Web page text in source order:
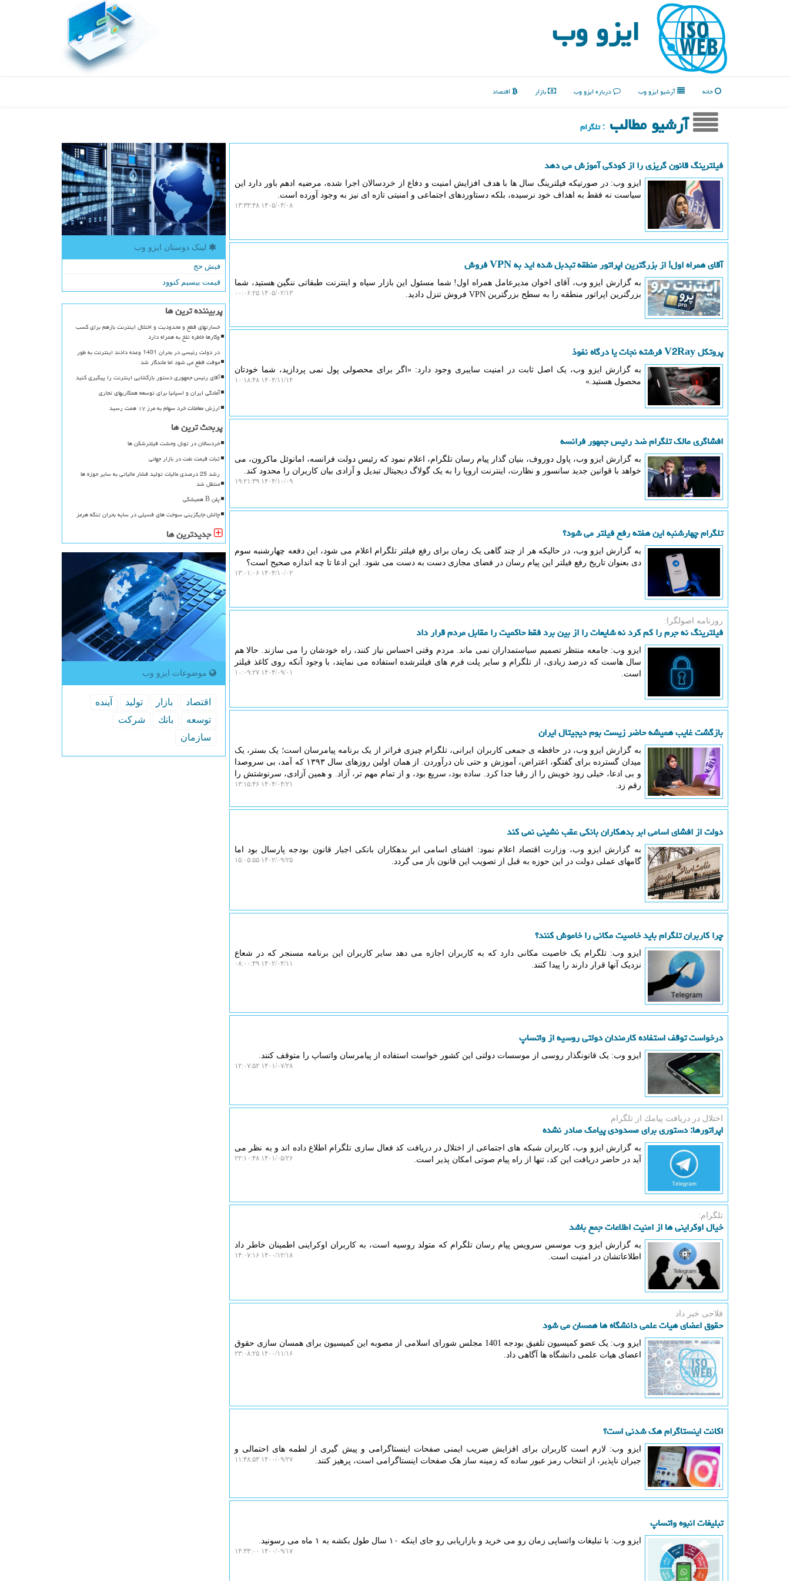
ایزو وب
خانه آرشیو ایزو وب درباره ایزو وب بازار اقتصاد
آرشیو مطالب : تلگرام
فیلترینگ قانون گریزی را از کودکی آموزش می دهد
ایزو وب: در صورتیکه فیلترینگ سال ها با هدف افزایش امنیت و دفاع از خردسالان اجرا شده، مرضیه ادهم باور دارد این
سیاست نه فقط به اهداف خود نرسیده، بلکه دستاوردهای اجتماعی و امنیتی تازه ای نیز به وجود آورده است.
۱۴۰۵/۰۴/۰۸ ۱۳:۳۳:۴۸
آقای همراه اول! از بزرگترین اپراتور منطقه تبدبل شده اید به VPN فروش
به گزارش ایزو وب، آقای اخوان مدیرعامل همراه اول! شما مسئول این بازار سیاه و اینترنت طبقاتی ننگین هستید، شما
بزرگترین اپراتور منطقه را به سطح بزرگترین VPN فروش تنزل دادید.
۱۴۰۵/۰۲/۱۳ ۰۰:۰۶:۲۵
پروتکل V2Ray فرشته نجات یا درگاه نفوذ
به گزارش ایزو وب، یک اصل ثابت در امنیت سایبری وجود دارد: «اگر برای محصولی پول نمی پردازید، شما خودتان
محصول هستید.»
۱۴۰۴/۱۱/۱۴ ۱۰:۱۸:۴۸
افشاگری مالک تلگرام ضد رئیس جمهور فرانسه
به گزارش ایزو وب، پاول دوروف، بنیان گذار پیام رسان تلگرام، اعلام نمود که رئیس دولت فرانسه، امانوئل ماکرون، می
خواهد با قوانین جدید سانسور و نظارت، اینترنت اروپا را به یک گولاگ دیجیتال تبدیل و آزادی بیان کاربران را محدود کند.
۱۴۰۴/۱۰/۰۹ ۱۹:۲۱:۳۹
تلگرام چهارشنبه این هفته رفع فیلتر می شود؟
به گزارش ایزو وب، در حالیکه هر از چند گاهی یک زمان برای رفع فیلتر تلگرام اعلام می شود، این دفعه چهارشنبه سوم
دی بعنوان تاریخ رفع فیلتر این پیام رسان در فضای مجازی دست به دست می شود. این ادعا تا چه اندازه صحیح است؟
۱۴۰۴/۱۰/۰۲ ۱۳:۰۱:۰۶
روزنامه اصولگرا:
فیلترینگ نه جرم را کم کرد نه شایعات را از بین برد فقط حاکمیت را مقابل مردم قرار داد
ایزو وب: جامعه منتظر تصمیم سیاستمداران نمی ماند. مردم وقتی احساس نیاز کنند، راه خودشان را می سازند. حالا هم
سال هاست که درصد زیادی، از تلگرام و سایر پلت فرم های فیلترشده استفاده می نمایند، با وجود آنکه روی کاغذ فیلتر
است.
۱۴۰۴/۰۹/۰۱ ۱۰:۰۹:۲۷
بازگشت غایب همیشه حاضر زیست بوم دیجیتال ایران
به گزارش ایزو وب، در حافظه ی جمعی کاربران ایرانی، تلگرام چیزی فراتر از یک برنامه پیامرسان است؛ یک بستر، یک
میدان گسترده برای گفتگو، اعتراض، آموزش و حتی نان درآوردن. از همان اولین روزهای سال ۱۳۹۳ که آمد، بی سروصدا
و بی ادعا، خیلی زود خویش را از رقبا جدا کرد. ساده بود، سریع بود، و از تمام مهم تر، آزاد. و همین آزادی، سرنوشتش را
رقم زد.
۱۴۰۴/۰۴/۲۱ ۱۳:۱۵:۴۶
دولت از افشای اسامی ابر بدهکاران بانکی عقب نشینی نمی کند
به گزارش ایزو وب، وزارت اقتصاد اعلام نمود: افشای اسامی ابر بدهکاران بانکی اجبار قانون بودجه پارسال بود اما
گامهای عملی دولت در این حوزه به قبل از تصویب این قانون باز می گردد.
۱۴۰۲/۰۹/۲۵ ۱۵:۰۵:۵۵
چرا کاربران تلگرام باید خاصیت مکانی را خاموش کنند؟
ایزو وب: تلگرام یک خاصیت مکانی دارد که به کاربران اجازه می دهد سایر کاربران این برنامه مسنجر که در شعاع
نزدیک آنها قرار دارند را پیدا کنند.
۱۴۰۲/۰۴/۱۱ ۰۸:۰۰:۴۹
درخواست توقف استفاده کارمندان دولتی روسیه از واتساپ
ایزو وب: یک قانونگذار روسی از موسسات دولتی این کشور خواست استفاده از پیامرسان واتساپ را متوقف کنند.
۱۴۰۱/۰۷/۲۸ ۱۲:۰۷:۵۲
اختلال در دریافت پیامك از تلگرام
اپراتورها: دستوری برای مسدودی پیامک صادر نشده
به گزارش ایزو وب، کاربران شبکه های اجتماعی از اختلال در دریافت کد فعال سازی تلگرام اطلاع داده اند و به نظر می
آید در حاضر دریافت این کد، تنها از راه پیام صوتی امکان پذیر است.
۱۴۰۱/۰۵/۲۶ ۲۲:۱۰:۴۸
تلگرام:
خیال اوکراینی ها از امنیت اطلاعات جمع باشد
به گزارش ایزو وب موسس سرویس پیام رسان تلگرام که متولد روسیه است، به کاربران اوکراینی اطمینان خاطر داد
اطلاعاتشان در امنیت است.
۱۴۰۰/۱۲/۱۸ ۱۴:۰۷:۱۶
فلاحی خبر داد
حقوق اعضای هیات علمی دانشگاه ها همسان می شود
ایزو وب: یک عضو کمیسیون تلفیق بودجه 1401 مجلس شورای اسلامی از مصوبه این کمیسیون برای همسان سازی حقوق
اعضای هیات علمی دانشگاه ها آگاهی داد.
۱۴۰۰/۱۱/۱۶ ۲۳:۰۸:۲۵
اکانت اینستاگرام هک شدنی است؟
ایزو وب: لازم است کاربران برای افزایش ضریب ایمنی صفحات اینستاگرامی و پیش گیری از لطمه های احتمالی و
جبران ناپذیر، از انتخاب رمز عبور ساده که زمینه ساز هک صفحات اینستاگرامی است، پرهیز کنند.
۱۴۰۰/۰۹/۲۷ ۱۱:۴۸:۵۳
تبلیغات انبوه واتساپ
ایزو وب: با تبلیغات واتساپی زمان رو می خرید و بازاریابی رو جای اینکه ۱۰ سال طول بکشه به ۱ ماه می رسونید.
۱۴۰۰/۰۹/۱۷ ۱۴:۳۳:۰۰
لینک دوستان ایزو وب
فیش حج
قیمت بیسیم کنوود
پربیننده ترین ها
خسارتهای قطع و محدودیت و اختلال اینترنت بازهم برای کسب
وکارها خاطره تلخ به همراه دارد
در دولت رئیسی در بحران 1401 وعده دادند اینترنت به طور
موقت قطع می شود اما ماندگار شد
آقای رئیس جمهوری دستور بازگشایی اینترنت را پیگیری کنید
آمادگی ایران و اسپانیا برای توسعه همکاریهای تجاری
ارزش معاملات خرد سهام به مرز ۱۷ همت رسید
پربحث ترین ها
خردسالان در تونل وحشت فیلترشکن ها
ثبات قیمت نفت در بازار جهانی
رشد 25 درصدی مالیات تولید فشار مالیاتی به سایر حوزه ها
منتقل شد
پلن B همیشگی
چالش جایگزینی سوخت های فسیلی در سایه بحران تنگه هرمز
جدیدترین ها
موضوعات ایزو وب
اقتصاد بازار تولید
آینده
توسعه
بانك
شركت
سازمان